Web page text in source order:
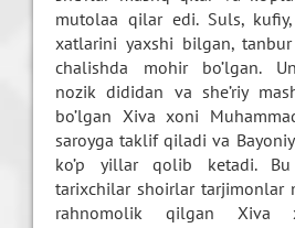
mutolaa qilar edi. Suls,
xatlarini yaxshi bilgan,
chalishda mohir bo’lgan.
nozik dididan va she’riy
bo’lgan Xiva xoni
saroyga taklif qiladi va
ko’p yillar qolib ketadi.
tarixchilar shoirlar tarjimonlar
rahnomolik qilgan Xiva